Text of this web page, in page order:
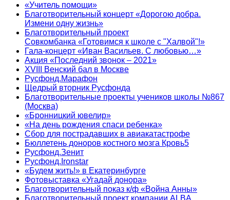
«Учитель помощи»
Благотворительный концерт «Дорогою добра.
Измени одну жизнь»
Благотворительный проект
Совкомбанка «Готовимся к школе с "Халвой"!»
Гала-концерт «Иван Васильев. С любовью…»
Акция «Последний звонок – 2021»
XVIII Венский бал в Москве
Русфонд.Марафон
Щедрый вторник Русфонда
Благотворительные проекты учеников школы №867
(Москва)
«Бронницкий ювелир»
«На день рождения спаси ребенка»
Сбор для пострадавших в авиакатастрофе
Бюллетень доноров костного мозга Кровь5
Русфонд.Зенит
Русфонд.Ironstar
«Будем жить!» в Екатеринбурге
Фотовыставка «Угадай донора»
Благотворительный показ к/ф «Война Анны»